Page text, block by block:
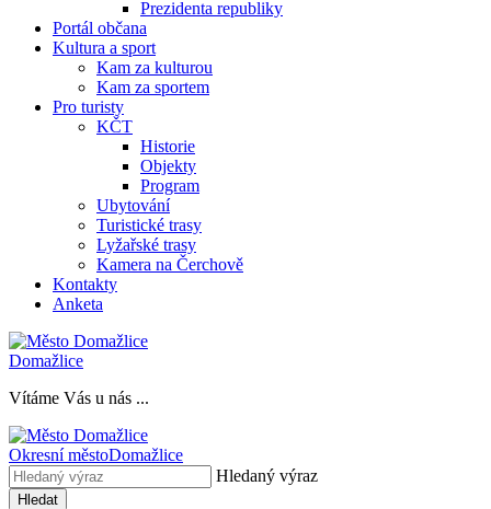
Prezidenta republiky
Portál občana
Kultura a sport
Kam za kulturou
Kam za sportem
Pro turisty
KČT
Historie
Objekty
Program
Ubytování
Turistické trasy
Lyžařské trasy
Kamera na Čerchově
Kontakty
Anketa
Domažlice
Vítáme Vás u nás ...
Okresní městoDomažlice
Hledaný výraz
Hledat